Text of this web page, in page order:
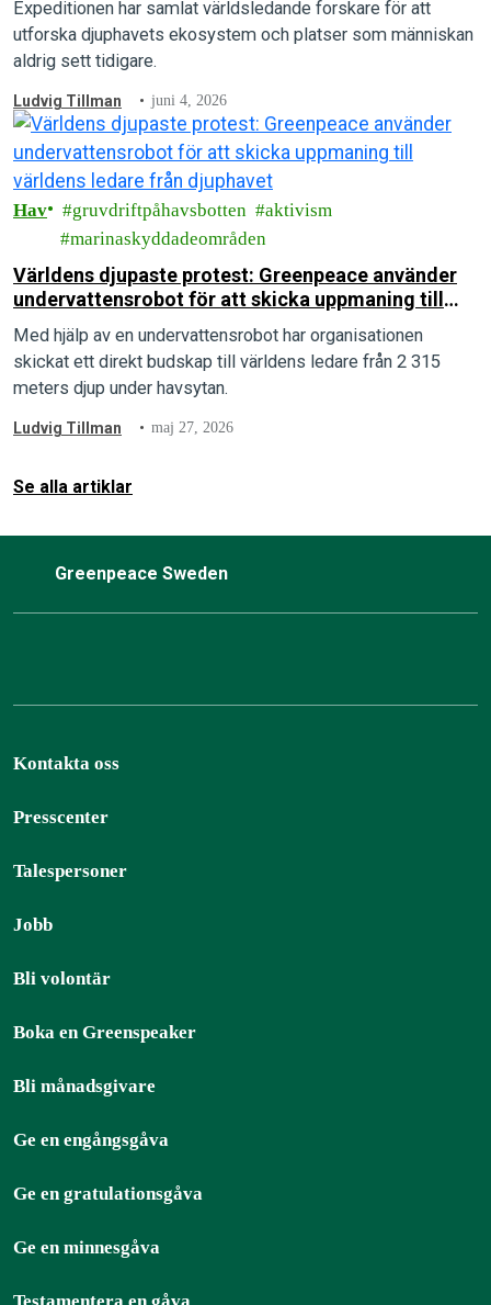
Expeditionen har samlat världsledande forskare för att
utforska djuphavets ekosystem och platser som människan
aldrig sett tidigare.
Ludvig Tillman juni 4, 2026
Hav gruvdriftpåhavsbotten
aktivism
marinaskyddadeområden
Världens djupaste protest: Greenpeace använder
undervattensrobot för att skicka uppmaning till
världens ledare från djuphavet
Med hjälp av en undervattensrobot har organisationen
skickat ett direkt budskap till världens ledare från 2 315
meters djup under havsytan.
Ludvig Tillman maj 27, 2026
Se alla artiklar
Greenpeace Sweden
Kontakta oss
Presscenter
Talespersoner
Jobb
Bli volontär
Boka en Greenspeaker
Bli månadsgivare
Ge en engångsgåva
Ge en gratulationsgåva
Ge en minnesgåva